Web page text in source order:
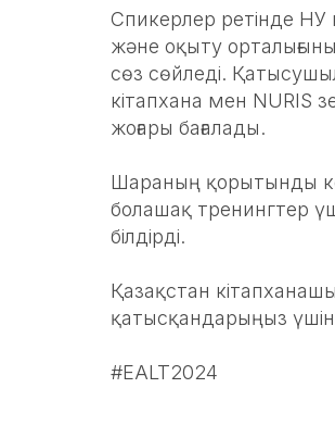
Спикерлер ретінде
және оқыту
сөз сөйледі.
кітапхана мен NURIS
жоғары бағалады.
Шараның қорытынды
болашақ тренингтер
білдірді.
Қазақстан
қатысқандарыңыз үшін
#EALT2024